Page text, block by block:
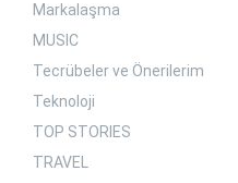
Markalaşma
MUSIC
Tecrübeler ve Önerilerim
Teknoloji
TOP STORIES
TRAVEL